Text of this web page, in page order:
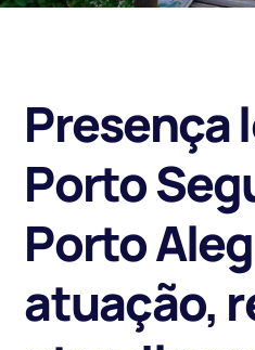
Presença
Porto
Porto
atuação,